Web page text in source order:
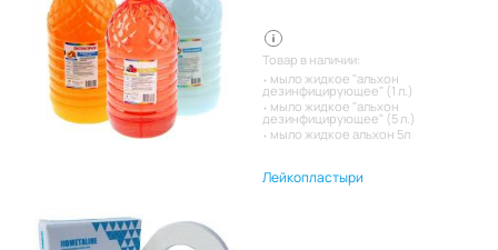
Товар в наличии:
мыло жидкое "альхон
дезинфицирующее" (1 л.)
мыло жидкое "альхон
дезинфицирующее" (5 л.)
мыло жидкое альхон 5л
Лейкопластыри